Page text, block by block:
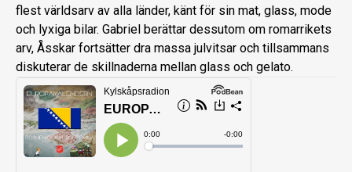
flest världsarv av alla länder, känt för sin mat, glass, mode
och lyxiga bilar. Gabriel berättar dessutom om romarrikets
arv, Åsskar fortsätter dra massa julvitsar och tillsammans
diskuterar de skillnaderna mellan glass och gelato.